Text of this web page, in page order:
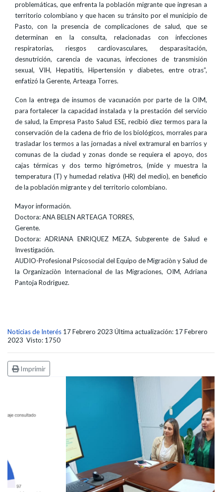
problemáticas, que enfrenta la población migrante que ingresan a
territorio colombiano y que hacen su tránsito por el municipio de
Pasto, con la presencia de complicaciones de salud, que se
determinan en la consulta, relacionadas con infecciones
respiratorias, riesgos cardiovasculares, desparasitación,
desnutrición, carencia de vacunas, infecciones de transmisión
sexual, VIH, Hepatitis, Hipertensión y diabetes, entre otras”,
enfatizó la Gerente, Arteaga Torres.
Con la entrega de insumos de vacunación por parte de la OIM,
para fortalecer la capacidad instalada y la prestación del servicio
de salud, la Empresa Pasto Salud ESE, recibió diez termos para la
conservación de la cadena de frìo de los biológicos, morrales para
trasladar los termos a las jornadas a nivel extramural en barrios y
comunas de la ciudad y zonas donde se requiera el apoyo, dos
cajas térmicas y dos termo higrómetros, (mide y muestra la
temperatura (T) y humedad relativa (HR) del medio), en beneficio
de la población migrante y del territorio colombiano.
Mayor información.
Doctora: ANA BELEN ARTEAGA TORRES,
Gerente.
Doctora: ADRIANA ENRIQUEZ MEZA, Subgerente de Salud e
Investigación.
AUDIO-Profesional Psicosocial del Equipo de Migraciòn y Salud de
la Organizaciòn Internacional de las Migraciones, OIM, Adriana
Pantoja Rodriguez.
Noticias de Interés 17 Febrero 2023 Última actualización: 17 Febrero
2023 Visto: 1750
Imprimir